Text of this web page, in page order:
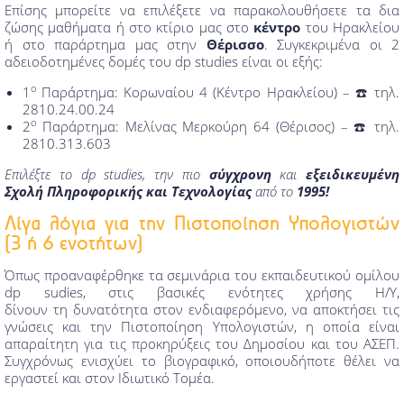
Επίσης μπορείτε να επιλέξετε να παρακολουθήσετε τα δια
ζώσης μαθήματα ή στο κτίριο μας στο κέντρο του Ηρακλείου
ή στο παράρτημα μας στην Θέρισσο. Συγκεκριμένα οι 2
αδειοδοτημένες δομές του dp studies είναι οι εξής:
1 ο Παράρτημα: Κορωναίου 4 (Κέντρο Ηρακλείου) – ☎️ τηλ.
2810.24.00.24
2ο Παράρτημα: Μελίνας Μερκούρη 64 (Θέρισος) – ☎️ τηλ.
2810.313.603
Επιλέξτε το dp studies, την πιο σύγχρονηκαι εξειδικευμένη
Σχολή Πληροφορικής και Τεχνολογίαςαπό το 1995!
Λίγα λόγια για την Πιστοποίηση Υπολογιστών
(3 ή 6 ενοτήτων)
Όπως προαναφέρθηκε τα σεμινάρια του εκπαιδευτικού ομίλου
dp sudies, στις βασικές ενότητες χρήσης Η/Υ,
δίνουν τη δυνατότητα στον ενδιαφερόμενο, να αποκτήσει τις
γνώσεις και την Πιστοποίηση Υπολογιστών, η οποία είναι
απαραίτητη για τις προκηρύξεις του Δημοσίου και του ΑΣΕΠ.
Συγχρόνως ενισχύει το βιογραφικό, οποιουδήποτε θέλει να
εργαστεί και στον Ιδιωτικό Τομέα.